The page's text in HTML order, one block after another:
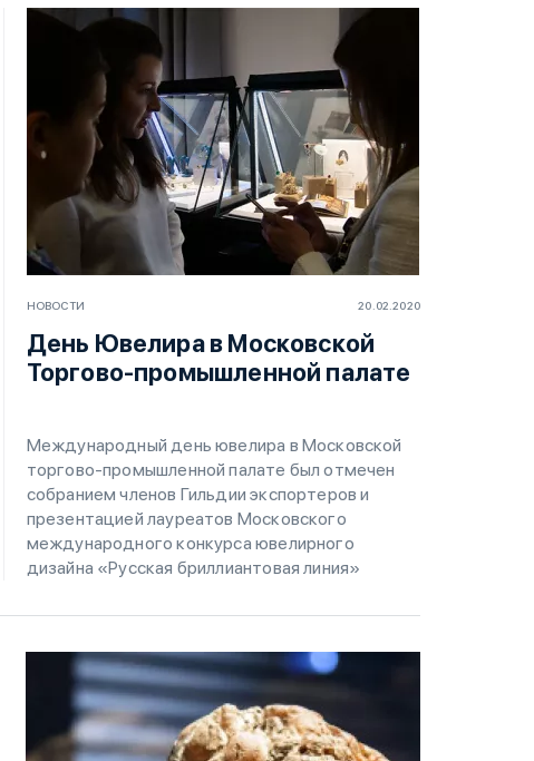
НОВОСТИ 20.02.2020
День Ювелира в Московской
Торгово-промышленной палате
Международный день ювелира в Московской
торгово-промышленной палате был отмечен
собранием членов Гильдии экспортеров и
презентацией лауреатов Московского
международного конкурса ювелирного
дизайна «Русская бриллиантовая линия»